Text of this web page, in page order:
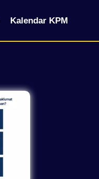
Kalendar KPM